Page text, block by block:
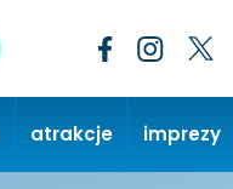
atrakcje imprezy